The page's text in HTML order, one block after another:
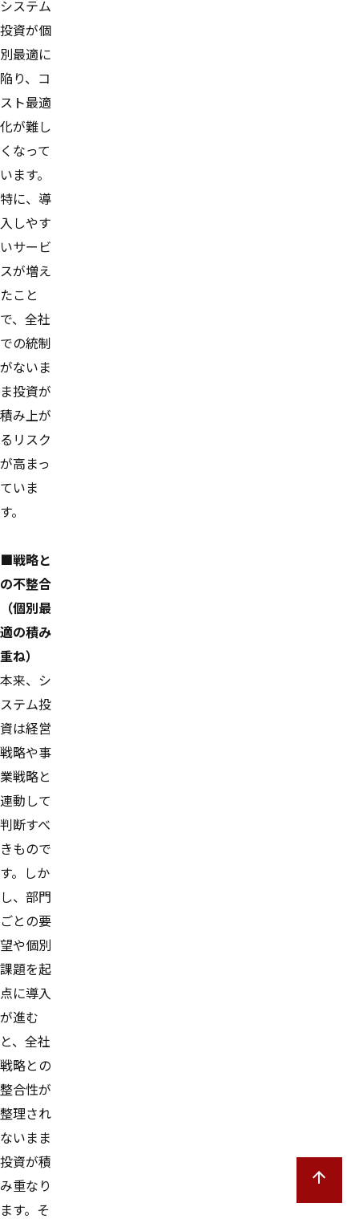
システム
投資が個
別最適に
陥り、コ
スト最適
化が難し
くなって
います。
特に、導
入しやす
いサービ
スが増え
たこと
で、全社
での統制
がないま
ま投資が
積み上が
るリスク
が高まっ
ていま
す。
■戦略と
の不整合
（個別最
適の積み
重ね）
本来、シ
ステム投
資は経営
戦略や事
業戦略と
連動して
判断すべ
きもので
す。しか
し、部門
ごとの要
望や個別
課題を起
点に導入
が進む
と、全社
戦略との
整合性が
整理され
ないまま
投資が積
み重なり
ます。そ